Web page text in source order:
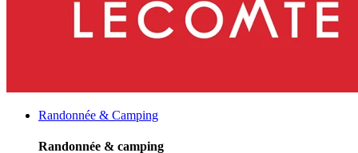
Randonnée & Camping
Randonnée & camping